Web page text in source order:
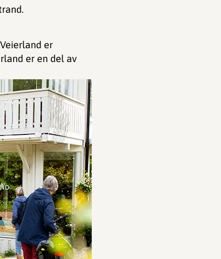
er
er en del av